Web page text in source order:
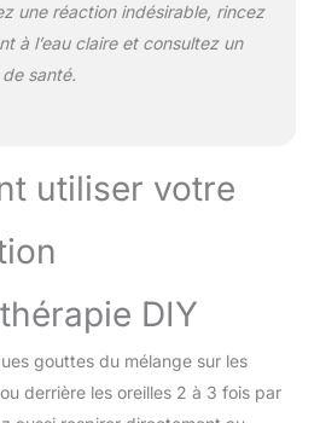
une réaction indésirable, rincez
à l’eau claire et consultez un
santé.
utiliser votre
DIY
gouttes du mélange sur les
derrière les oreilles 2 à 3 fois par